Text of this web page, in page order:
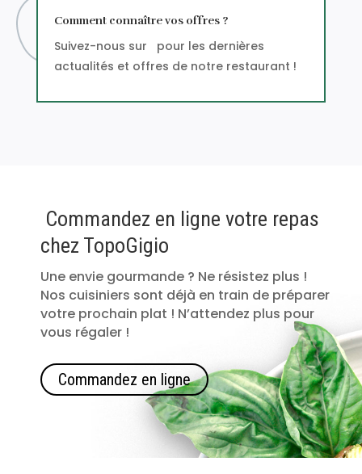
Comment connaître vos offres ?
Suivez-nous sur pour les dernières
actualités et offres de notre restaurant !
Commandez en ligne votre repas
chez TopoGigio
Une envie gourmande ? Ne résistez plus !
Nos cuisiniers sont déjà en train de préparer
votre prochain plat ! N’attendez plus pour
vous régaler !
Commandez en ligne